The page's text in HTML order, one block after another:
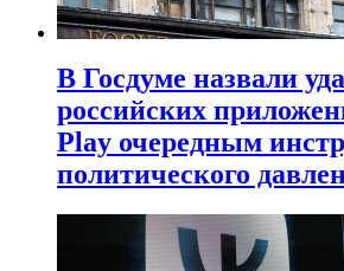
В Госдуме назвали
российских
Play очередным
политического